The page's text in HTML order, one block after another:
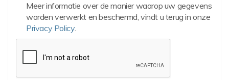
Meer informatie over de manier waarop uw gegevens
worden verwerkt en beschermd, vindt u terug in onze
Privacy Policy.